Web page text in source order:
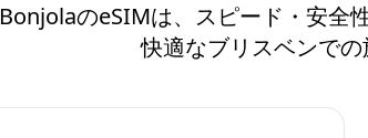
BonjolaのeSIMは、スピード・安全
快適なブリスベンでの